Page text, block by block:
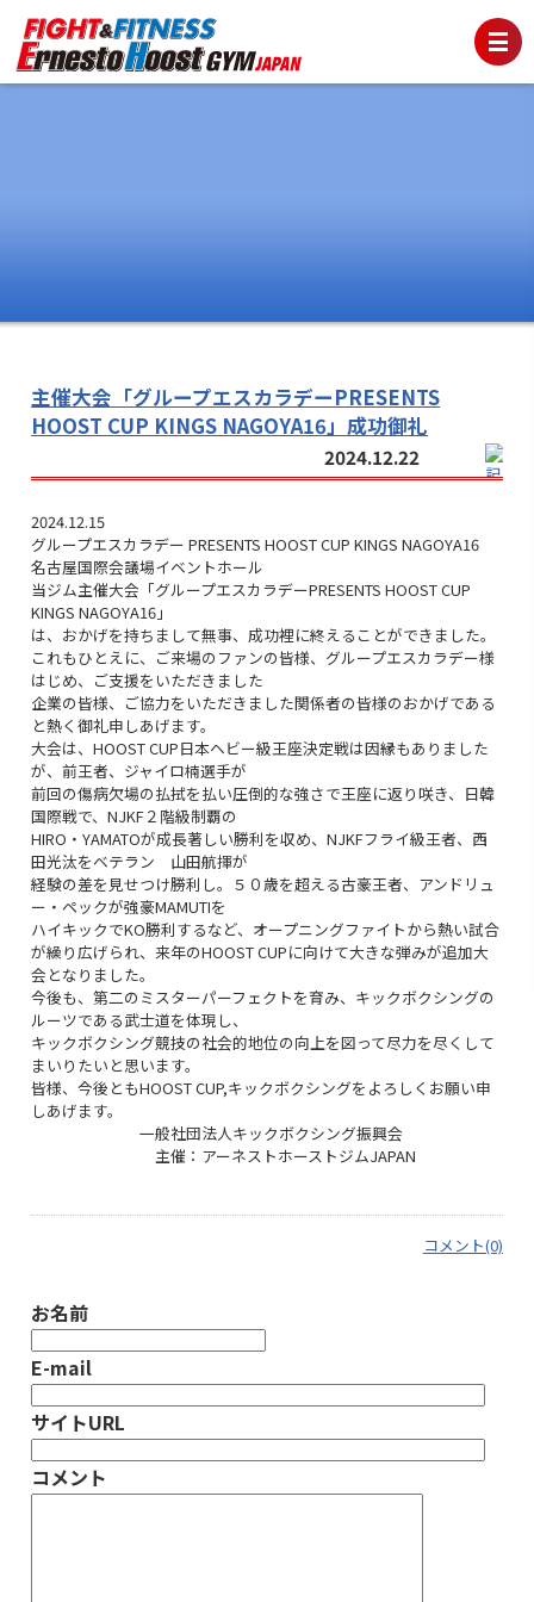
主催大会「グループエスカラデーPRESENTS
HOOST CUP KINGS NAGOYA16」成功御礼
2024.12.22
2024.12.15
グループエスカラデー PRESENTS HOOST CUP KINGS NAGOYA16
名古屋国際会議場イベントホール
当ジム主催大会「グループエスカラデーPRESENTS HOOST CUP
KINGS NAGOYA16」
は、おかげを持ちまして無事、成功裡に終えることができました。
これもひとえに、ご来場のファンの皆様、グループエスカラデー様
はじめ、ご支援をいただきました
企業の皆様、ご協力をいただきました関係者の皆様のおかげである
と熱く御礼申しあげます。
大会は、HOOST CUP日本ヘビー級王座決定戦は因縁もありました
が、前王者、ジャイロ楠選手が
前回の傷病欠場の払拭を払い圧倒的な強さで王座に返り咲き、日韓
国際戦で、NJKF２階級制覇の
HIRO・YAMATOが成長著しい勝利を収め、NJKFフライ級王者、西
田光汰をベテラン 山田航揮が
経験の差を見せつけ勝利し。５０歳を超える古豪王者、アンドリュ
ー・ペックが強豪MAMUTIを
ハイキックでKO勝利するなど、オープニングファイトから熱い試合
が繰り広げられ、来年のHOOST CUPに向けて大きな弾みが追加大
会となりました。
今後も、第二のミスターパーフェクトを育み、キックボクシングの
ルーツである武士道を体現し、
キックボクシング競技の社会的地位の向上を図って尽力を尽くして
まいりたいと思います。
皆様、今後ともHOOST CUP,キックボクシングをよろしくお願い申
しあげます。
一般社団法人キックボクシング振興会
主催：アーネストホーストジムJAPAN
コメント(0)
お名前
E-mail
サイトURL
コメント